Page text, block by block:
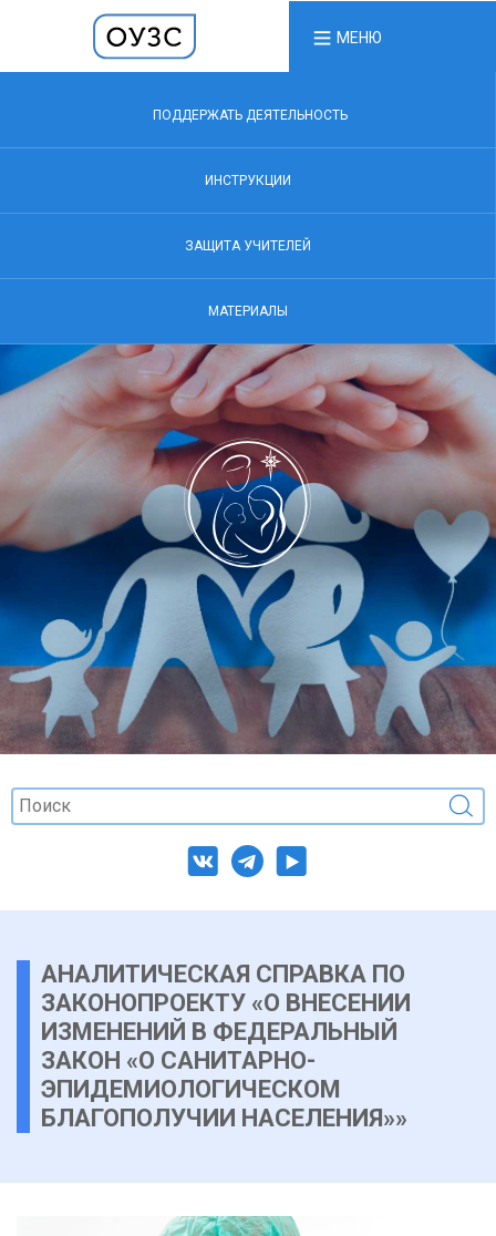
МЕНЮ
ПОДДЕРЖАТЬ ДЕЯТЕЛЬНОСТЬ
ИНСТРУКЦИИ
ЗАЩИТА УЧИТЕЛЕЙ
МАТЕРИАЛЫ
АНАЛИТИЧЕСКАЯ СПРАВКА ПО
ЗАКОНОПРОЕКТУ «О ВНЕСЕНИИ
ИЗМЕНЕНИЙ В ФЕДЕРАЛЬНЫЙ
ЗАКОН «О САНИТАРНО-
ЭПИДЕМИОЛОГИЧЕСКОМ
БЛАГОПОЛУЧИИ НАСЕЛЕНИЯ»»